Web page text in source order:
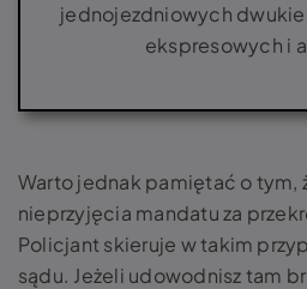
jednojezdniowych
ekspresowych i
Warto jednak pamiętać o tym,
nieprzyjęcia mandatu za
Policjant skieruje w takim
sądu. Jeżeli udowodnisz tam